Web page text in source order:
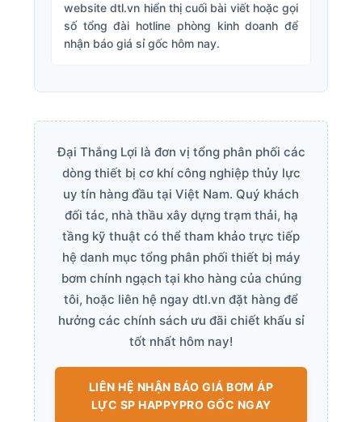
website dtl.vn hiển thị cuối bài viết hoặc gọi
số tổng đài hotline phòng kinh doanh để
nhận báo giá sỉ gốc hôm nay.
Đại Thắng Lợi là đơn vị tổng phân phối các
dòng thiết bị cơ khí công nghiệp thủy lực
uy tín hàng đầu tại Việt Nam. Quý khách
đối tác, nhà thầu xây dựng trạm thải, hạ
tầng kỹ thuật có thể tham khảo trực tiếp
hệ danh mục tổng phân phối thiết bị máy
bơm chính ngạch tại kho hàng của chúng
tôi, hoặc liên hệ ngay dtl.vn đặt hàng để
hưởng các chính sách ưu đãi chiết khấu sỉ
tốt nhất hôm nay!
LIÊN HỆ NHẬN BÁO GIÁ BƠM ÁP
LỰC SP HAPPYPRO GỐC NGAY